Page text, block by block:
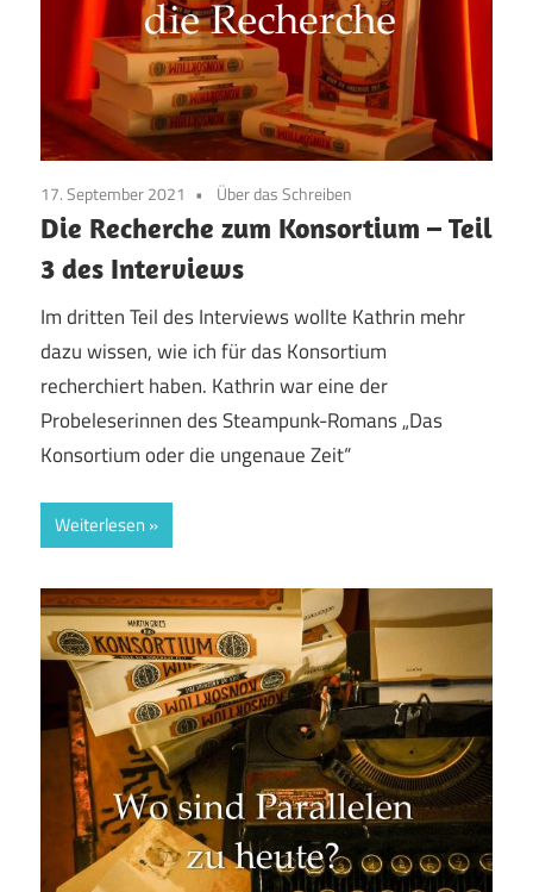
17. September 2021 Über das Schreiben
Die Recherche zum Konsortium – Teil
3 des Interviews
Im dritten Teil des Interviews wollte Kathrin mehr
dazu wissen, wie ich für das Konsortium
recherchiert haben. Kathrin war eine der
Probeleserinnen des Steampunk-Romans „Das
Konsortium oder die ungenaue Zeit“
Weiterlesen